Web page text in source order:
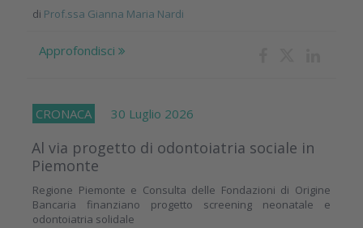
di Prof.ssa Gianna Maria Nardi
Approfondisci
CRONACA 30 Luglio 2026
Al via progetto di odontoiatria sociale in
Piemonte
Regione Piemonte e Consulta delle Fondazioni di Origine
Bancaria finanziano progetto screening neonatale e
odontoiatria solidale